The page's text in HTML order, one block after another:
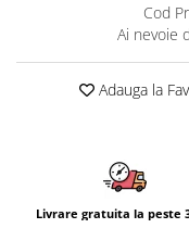
Cod
Ai nevoie
Adauga la
Livrare gratuita la peste